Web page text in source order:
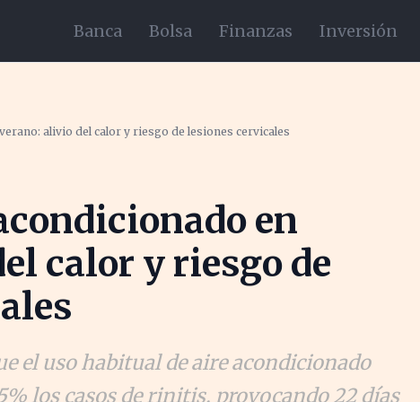
Banca Bolsa Finanzas Inversión
alivio del calor y riesgo de lesiones cervicales
en
calor y riesgo de
el uso habitual de aire acondicionado
los casos de rinitis, provocando 22 días